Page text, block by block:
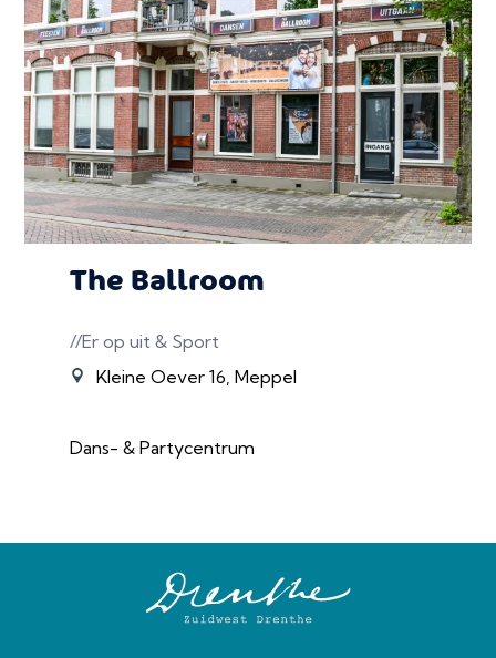
The Ballroom
//Er op uit & Sport
Kleine Oever 16, Meppel
Dans- & Partycentrum